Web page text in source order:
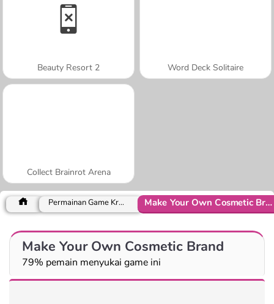
Beauty Resort 2 Word Deck Solitaire
Collect Brainrot Arena
Permainan Game Kreatif Make Your Own Cosmetic Brand
Make Your Own Cosmetic Brand
79% pemain menyukai game ini